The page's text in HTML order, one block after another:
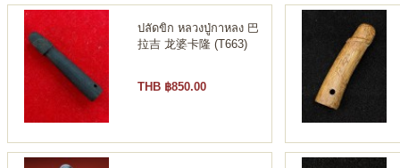
ปลัดขิก หลวงปู่กาหลง 巴
拉吉 龙婆卡隆 (T663)
THB ฿850.00